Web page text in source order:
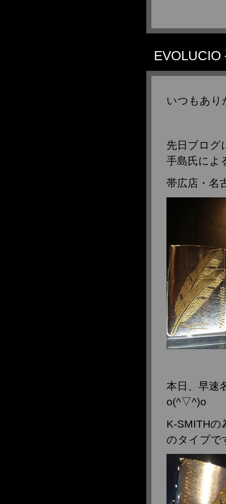
いつもあり
先日ブログ
手島氏によ
帯広店・名
本日、早速
o(^▽^)o
K-SMITHの
のタイプで